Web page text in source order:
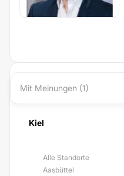
Mit Meinungen (1)
Kiel
Alle Standorte
Aasbüttel